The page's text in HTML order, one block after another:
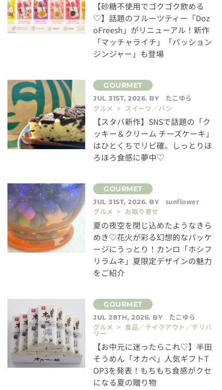
【砂糖不使用でゴクゴク飲める
♡】話題のフルーツティー「Doz
oFreesh」がリニューアル！新作
「マッチャライチ」「パッション
ジンジャー」も登場
JUL 31ST, 2026. BY
たこゆら
グルメ > スイーツ／パン
【スタバ新作】SNSで話題の「ク
ッキー＆クリーム チーズケーキ」
はひとくちでリピ確。しっとりほ
ろほろ食感に夢中♡
JUL 31ST, 2026. BY
sunflower
グルメ > お取り寄せ
夏の夜空を閉じ込めたようなきら
めき♡花火が彩る幻想的なパッケ
ージにうっとり！カンロ「ホシフ
リラムネ」夏限定デザインの魅力
をご紹介
JUL 28TH, 2026. BY
たこゆら
グルメ > 食品／テイクアウト／デリバ
リー
【お中元に迷ったらこれ♡】半田
そうめん「オカベ」人気ギフトT
OP3を発表！もちもち食感がクセ
になる夏の贈り物